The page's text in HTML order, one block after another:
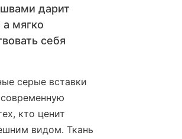
дарит
мягко
себя
серые вставки
кто ценит
видом. Ткань